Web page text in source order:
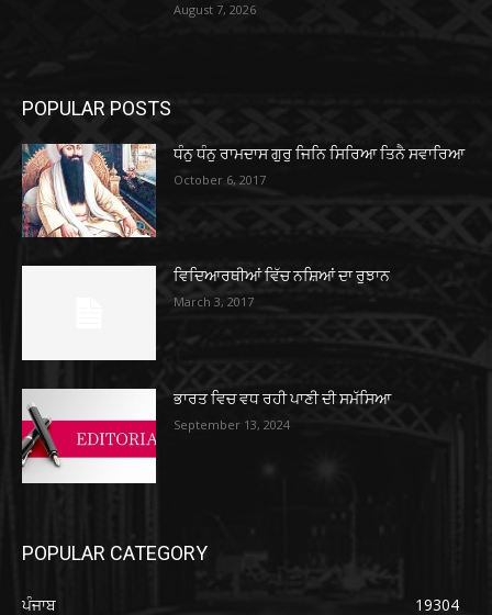
August 7, 2026
POPULAR POSTS
ਧੰਨੁ ਧੰਨੁ ਰਾਮਦਾਸ ਗੁਰੁ ਜਿਨਿ ਸਿਰਿਆ ਤਿਨੈ ਸਵਾਰਿਆ
October 6, 2017
ਵਿਦਿਆਰਥੀਆਂ ਵਿੱਚ ਨਸ਼ਿਆਂ ਦਾ ਰੁਝਾਨ
March 3, 2017
ਭਾਰਤ ਵਿਚ ਵਧ ਰਹੀ ਪਾਣੀ ਦੀ ਸਮੱਸਿਆ
September 13, 2024
POPULAR CATEGORY
ਪੰਜਾਬ 19304